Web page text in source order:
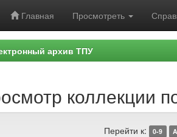
Главная Просмотреть
архив ТПУ
коллекции
Перейти к: 0-9 A